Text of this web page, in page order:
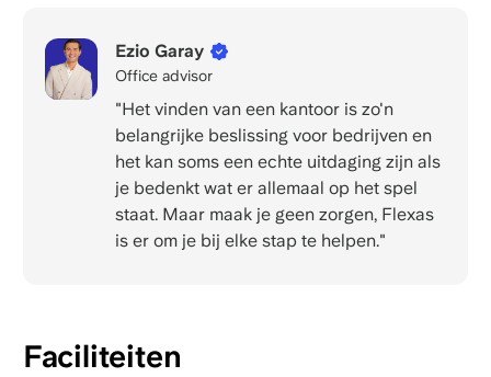
Ezio Garay
Office advisor
"Het vinden van een kantoor is zo'n
belangrijke beslissing voor bedrijven en
het kan soms een echte uitdaging zijn als
je bedenkt wat er allemaal op het spel
staat. Maar maak je geen zorgen, Flexas
is er om je bij elke stap te helpen."
Faciliteiten